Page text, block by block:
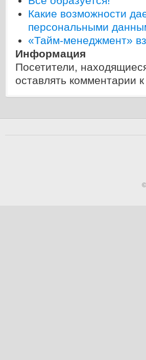
Какие возможности
персональными
«Тайм-менеджмент»
Информация
Посетители,
оставлять комментарии